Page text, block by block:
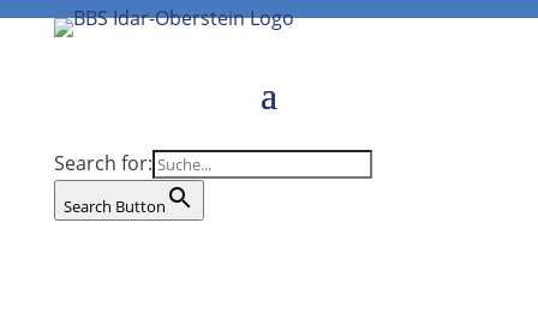
Search for:
Search Button